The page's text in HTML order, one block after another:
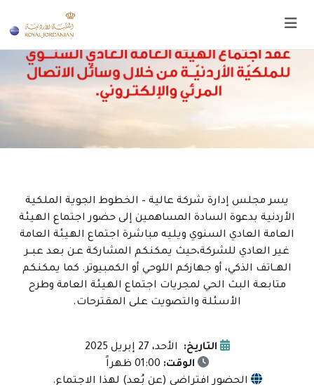
يسر مجلس إدارة شركة عالية – الخطوط الجوية الملكية
الأردنية بدعوة السادة المساهمين إلى حضور اجتماع الهيئة
العامة العادي السنوي ويليه مباشرة اجتماع الهيئة العامة
غير العادي للشركة،حيث يمكنكم المشاركة عـن بعد عبــر
الهــاتف الذكي، أو جهازكم اللوحي أو الكمبيوتر. كما يمكنكم
متابعة البث الحي لمجريات اجتماع الهيئة العامة وطرح
الأسئلة والتصويت على المقترحات.
التاريخ: الأحد، 27 إبريل 2025
الوقت:
الحضور افتراضي (عن بُعد) لهذا الاجتماع.